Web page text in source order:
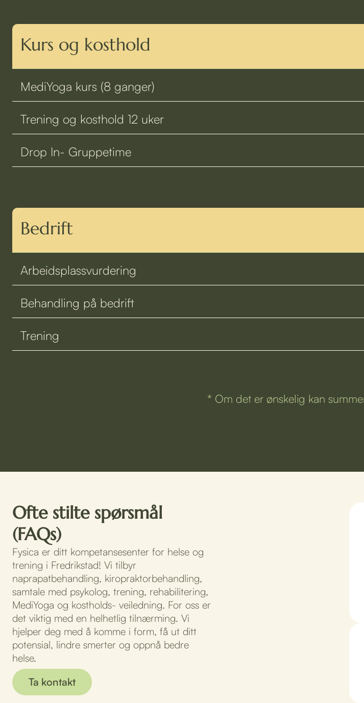
Kurs og kosthold
MediYoga kurs (8 ganger)
Trening og kosthold 12 uker
Drop In- Gruppetime
Bedrift
Arbeidsplassvurdering
Behandling på bedrift
Trening
* Om det er ønskelig kan
Ofte stilte spørsmål
(FAQs)
Fysica er ditt kompetansesenter for helse og
trening i Fredrikstad! Vi tilbyr
naprapatbehandling, kiropraktorbehandling,
samtale med psykolog, trening, rehabilitering,
MediYoga og kostholds- veiledning. For oss er
det viktig med en helhetlig tilnærming. Vi
hjelper deg med å komme i form, få ut ditt
potensial, lindre smerter og oppnå bedre
helse.
Ta kontakt